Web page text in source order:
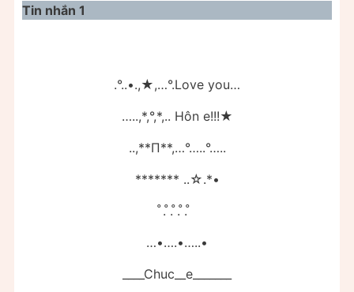
Tin nhắn 1
.°..•.,★,…°.Love you…
…..,*,°,*,.. Hôn e!!!★
..,**Π**,…°…..°…..
******* ..☆.*•
̊. ̊. ̊. ̊. ̊
…•….•…..•
____Chuc__e_______